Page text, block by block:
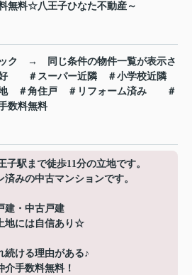
無料☆八王子ひなた不動産～
ク →
同じ条件の物件一覧が表示さ
＃スーパー近隣
＃小学校近隣
＃角住戸 ＃リフォーム済み
＃
数料無料
駅まで徒歩11分の立地です。
済みの中古マンションです。
建・中古戸建
地には自信あり☆
続ける理由がある♪
介手数料無料！